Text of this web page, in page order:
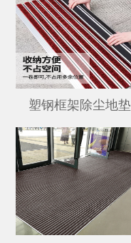
塑钢框架除尘地垫